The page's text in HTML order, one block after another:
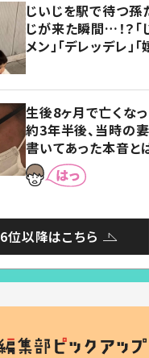
じいじを駅で待つ
じが来た瞬間…！？「
メン」「デレッデレ」
生後8ヶ月で亡くな
約3年半後、当時の
書いてあった本音と
6位以降はこちら